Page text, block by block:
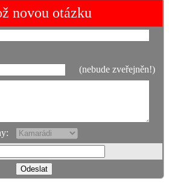
novou otázku
(nebude zveřejněn!)